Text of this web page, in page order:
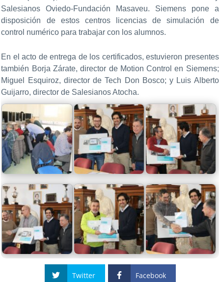
Salesianos Oviedo-Fundación Masaveu. Siemens pone a
disposición de estos centros licencias de simulación de
control numérico para trabajar con los alumnos.
En el acto de entrega de los certificados, estuvieron presentes
también Borja Zárate, director de Motion Control en Siemens;
Miguel Esquiroz, director de Tech Don Bosco; y Luis Alberto
Guijarro, director de Salesianos Atocha.
Twitter Facebook